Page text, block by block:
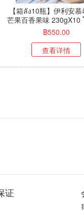
【整箱ลัง】康师傅香辣
连包*6 สีส้ม คังชิฝู เนื้อเ
月
฿650.00
查看详情
证